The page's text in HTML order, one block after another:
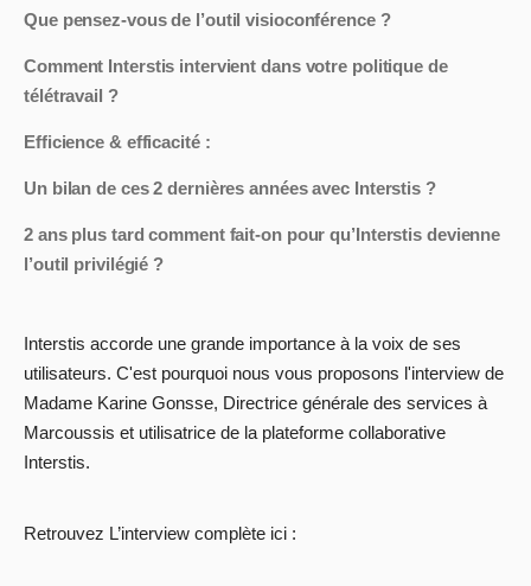
Que pensez-vous de l’outil visioconférence ?
Comment Interstis intervient dans votre politique de
télétravail ?
Efficience & efficacité :
Un bilan de ces 2 dernières années avec Interstis ?
2 ans plus tard comment fait-on pour qu’Interstis devienne
l’outil privilégié ?
Interstis accorde une grande importance à la voix de ses
utilisateurs. C'est pourquoi nous vous proposons l'interview de
Madame Karine Gonsse, Directrice générale des services à
Marcoussis et utilisatrice de la plateforme collaborative
Interstis.
Retrouvez L’interview complète ici :